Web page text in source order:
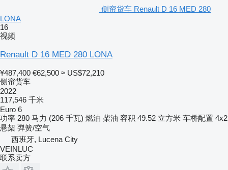
侧帘货车 Renault D 16 MED 280
LONA
16
视频
Renault D 16 MED 280 LONA
¥487,400 €62,500 ≈ US$72,210
侧帘货车
2022
117,546 千米
Euro 6
功率 280 马力 (206 千瓦) 燃油 柴油 容积 49.52 立方米 车桥配置 4x2
悬架 弹簧/空气
西班牙, Lucena City
VEINLUC
联系卖方